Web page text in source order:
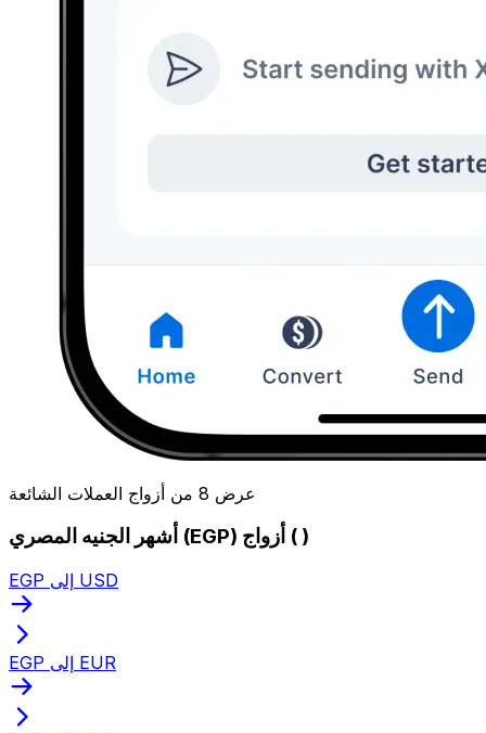
عرض 8 من أزواج العملات الشائعة
أشهر الجنيه المصري (EGP) أزواج ( )
EGP إلى USD
EGP إلى EUR